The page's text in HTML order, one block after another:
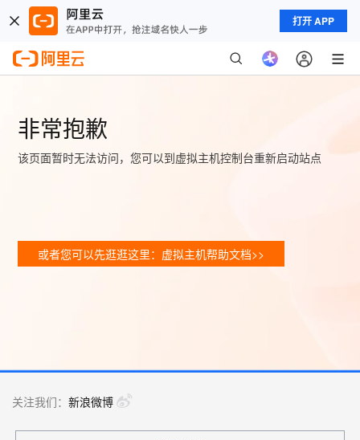
打开 APP
非常抱歉
该页面暂时无法访问，您可以到虚拟主机控制台重新启动站点
或者您可以先逛逛这里：虚拟主机帮助文档>>